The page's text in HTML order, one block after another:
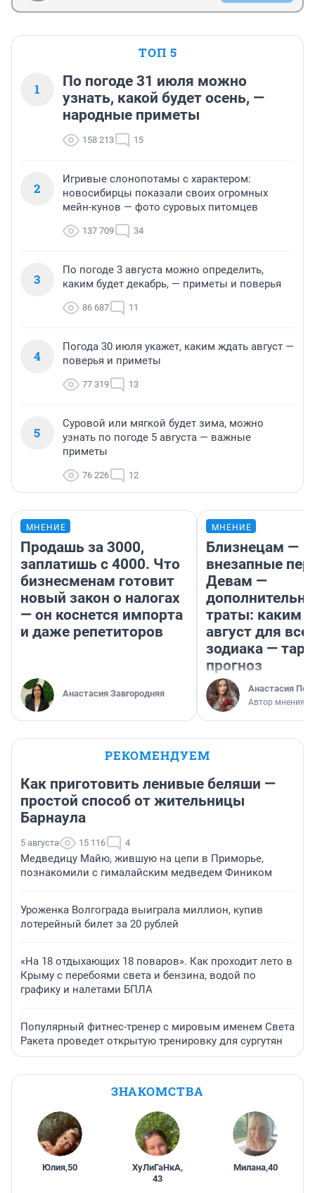
ТОП 5
1
По погоде 31 июля можно
узнать, какой будет осень, —
народные приметы
158 213 15
2
Игривые слонопотамы с характером:
новосибирцы показали своих огромных
мейн-кунов — фото суровых питомцев
137 709 34
3
По погоде 3 августа можно определить,
каким будет декабрь, — приметы и поверья
86 687 11
4
Погода 30 июля укажет, каким ждать август —
поверья и приметы
77 319 13
5
Суровой или мягкой будет зима, можно
узнать по погоде 5 августа — важные
приметы
76 226 12
МНЕНИЕ
Продашь за 3000,
заплатишь с 4000. Что
бизнесменам готовит
новый закон о налогах
— он коснется импорта
и даже репетиторов
Анастасия Завгородняя
МНЕНИЕ
Близнецам —
внезапные
Девам —
траты: каким
август для
зодиака —
прогноз
Анастасия
Автор мнения
РЕКОМЕНДУЕМ
Как приготовить ленивые беляши —
простой способ от жительницы
Барнаула
5 августа 15 116 4
Медведицу Майю, жившую на цепи в Приморье,
познакомили с гималайским медведем Фиником
Уроженка Волгограда выиграла миллион, купив
лотерейный билет за 20 рублей
«На 18 отдыхающих 18 поваров». Как проходит лето в
Крыму с перебоями света и бензина, водой по
графику и налетами БПЛА
Популярный фитнес-тренер с мировым именем Света
Ракета проведет открытую тренировку для сургутян
ЗНАКОМСТВА
Юлия,50 ХуЛиГаНкА,
43
Милана,40